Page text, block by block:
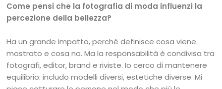
Come pensi che la fotografia di moda influenzi la
percezione della bellezza?
Ha un grande impatto, perché definisce cosa viene
mostrato e cosa no. Ma la responsabilità è condivisa tra
fotografi, editor, brand e riviste. Io cerco di mantenere
equilibrio: includo modelli diversi, estetiche diverse. Mi